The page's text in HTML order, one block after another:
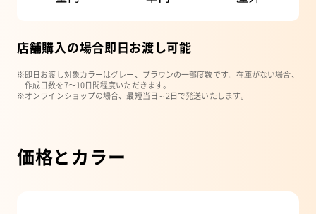
店舗購入の場合即日お渡し可能
※即日お渡し対象カラーはグレー、ブラウンの一部度数です。在庫がない場合、
作成日数を7〜10日間程度いただきます。
※オンラインショップの場合、最短当日～2日で発送いたします。
価格とカラー